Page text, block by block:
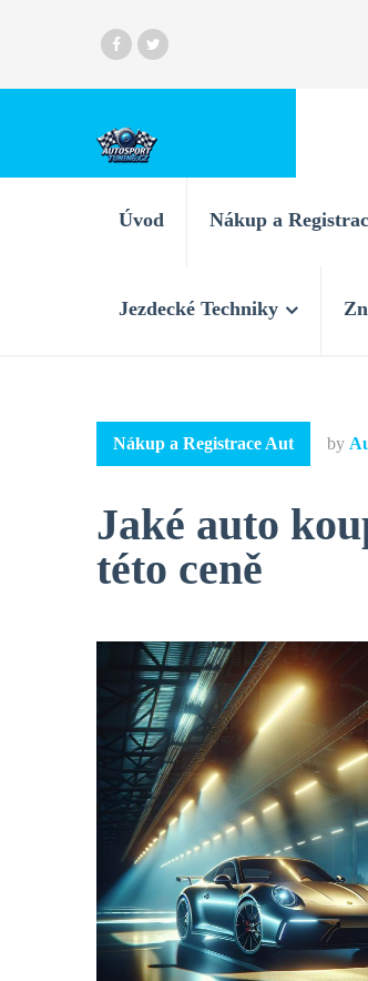
Úvod Nákup a
Jezdecké Techniky
Nákup a Registrace Aut by
Jaké auto
této ceně